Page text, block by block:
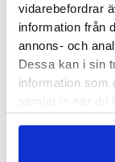
vidarebefordrar
information från
annons- och
Dessa kan i sin
information som
samlat in när du
Recensioner
Besökta